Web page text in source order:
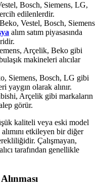
Bosch, Siemens, LG,
edilenlerdir.
Vestel, Bosch, Siemens
alım satım piyasasında
Arçelik, Beko gibi
makineleri alıcılar
Siemens, Bosch, LG gibi
yaygın olarak alınır.
Arçelik gibi markaların
görür.
kaliteli veya eski model
etkileyen bir diğer
Çalışmayan,
tarafından genellikle